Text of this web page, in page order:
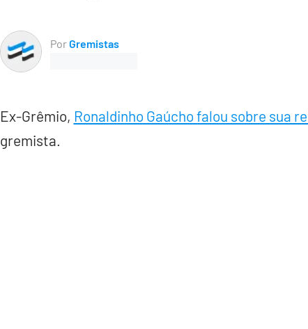
PorGremistas
Ex-Grêmio, Ronaldinho Gaúcho falou sobre sua
gremista.